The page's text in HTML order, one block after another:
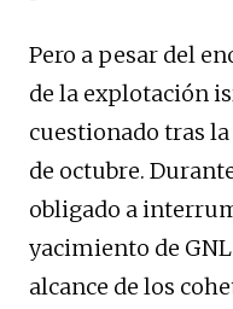
Pero a pesar del
de la explotación
cuestionado tras
de octubre.
obligado a
yacimiento de
alcance de los